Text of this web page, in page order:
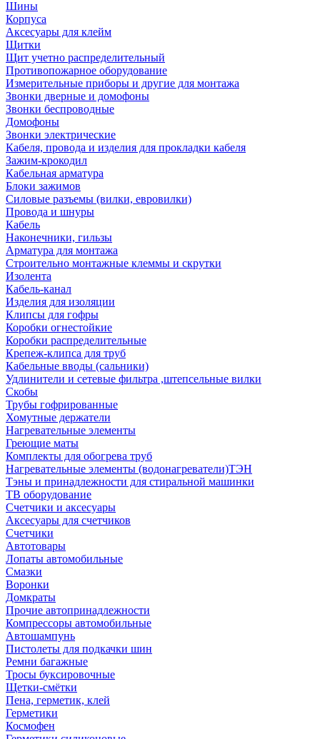
Шины
Корпуса
Аксесуары для клейм
Щитки
Щит учетно распределительный
Противопожарное оборудование
Измерительные приборы и другие для монтажа
Звонки дверные и домофоны
Звонки беспроводные
Домофоны
Звонки электрические
Кабеля, провода и изделия для прокладки кабеля
Зажим-крокодил
Кабельная арматура
Блоки зажимов
Силовые разъемы (вилки, евровилки)
Провода и шнуры
Кабель
Наконечники, гильзы
Арматура для монтажа
Строительно монтажные клеммы и скрутки
Изолента
Кабель-канал
Изделия для изоляции
Клипсы для гофры
Коробки огнестойкие
Коробки распределительные
Крепеж-клипса для труб
Кабельные вводы (сальники)
Удлинители и сетевые фильтра ,штепсельные вилки
Скобы
Трубы гофрированные
Хомутные держатели
Нагревательные элементы
Греющие маты
Комплекты для обогрева труб
Нагревательные элементы (водонагреватели)ТЭН
Тэны и принадлежности для стиральной машинки
ТВ оборудование
Счетчики и аксесуары
Аксесуары для счетчиков
Счетчики
Автотовары
Лопаты автомобильные
Смазки
Воронки
Домкраты
Прочие автопринадлежности
Компрессоры автомобильные
Автошампунь
Пистолеты для подкачки шин
Ремни багажные
Тросы буксировочные
Щетки-смётки
Пена, герметик, клей
Герметики
Космофен